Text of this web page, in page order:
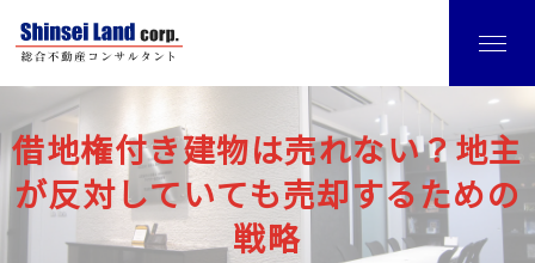
借地権付き建物は売れない？地主
が反対していても売却するための
戦略